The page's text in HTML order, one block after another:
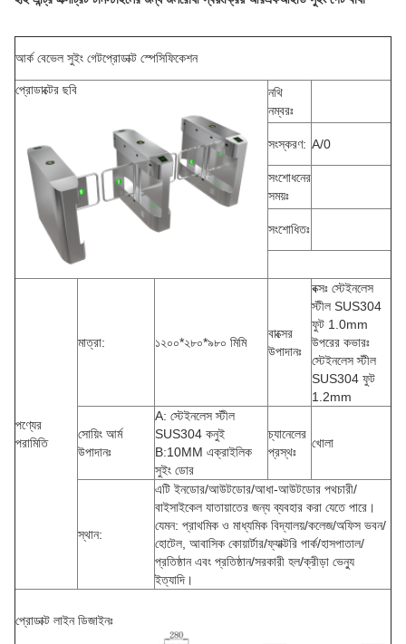
আর্ক বেভেল সুইং গেটপ্রোডাক্ট স্পেসিফিকেশন
প্রোডাক্টের ছবি
নথি
নম্বরঃ
সংস্করণ: A/0
সংশোধনের
সময়ঃ
সংশোধিতঃ
পণ্যের
পরামিতি
মাত্রা: ১২০০*২৮০*৯৮০ মিমি
বাক্সের
উপাদানঃ
বক্সঃ স্টেইনলেস
স্টীল SUS304
ফুট 1.0mm
উপরের কভারঃ
স্টেইনলেস স্টীল
SUS304 ফুট
1.2mm
সোয়িং আর্ম
উপাদানঃ
A: স্টেইনলেস স্টীল
SUS304 কনুই
B:10MM এক্রাইলিক
সুইং ডোর
চ্যানেলের
প্রস্থঃ
খোলা
স্থান:
এটি ইনডোর/আউটডোর/আধা-আউটডোর পথচারী/
বাইসাইকেল যাতায়াতের জন্য ব্যবহার করা যেতে পারে।
যেমন: প্রাথমিক ও মাধ্যমিক বিদ্যালয়/কলেজ/অফিস ভবন/
হোটেল, আবাসিক কোয়ার্টার/ফ্যাক্টরি পার্ক/হাসপাতাল/
প্রতিষ্ঠান এবং প্রতিষ্ঠান/সরকারী হল/ক্রীড়া ভেন্যু
ইত্যাদি।
প্রোডাক্ট লাইন ডিজাইনঃ